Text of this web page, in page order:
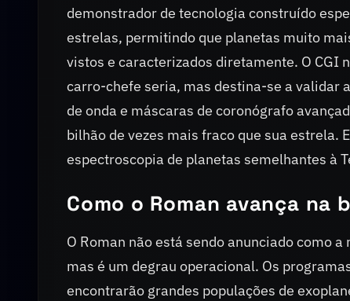
demonstrador de tecnologia construído
estrelas, permitindo que planetas muito
vistos e caracterizados diretamente. O CGI
carro-chefe seria, mas destina-se a validar
de onda e máscaras de coronógrafo
bilhão de vezes mais fraco que sua estrela.
espectroscopia de planetas semelhantes à
Como o Roman avança na
O Roman não está sendo anunciado como
mas é um degrau operacional. Os
encontrarão grandes populações de